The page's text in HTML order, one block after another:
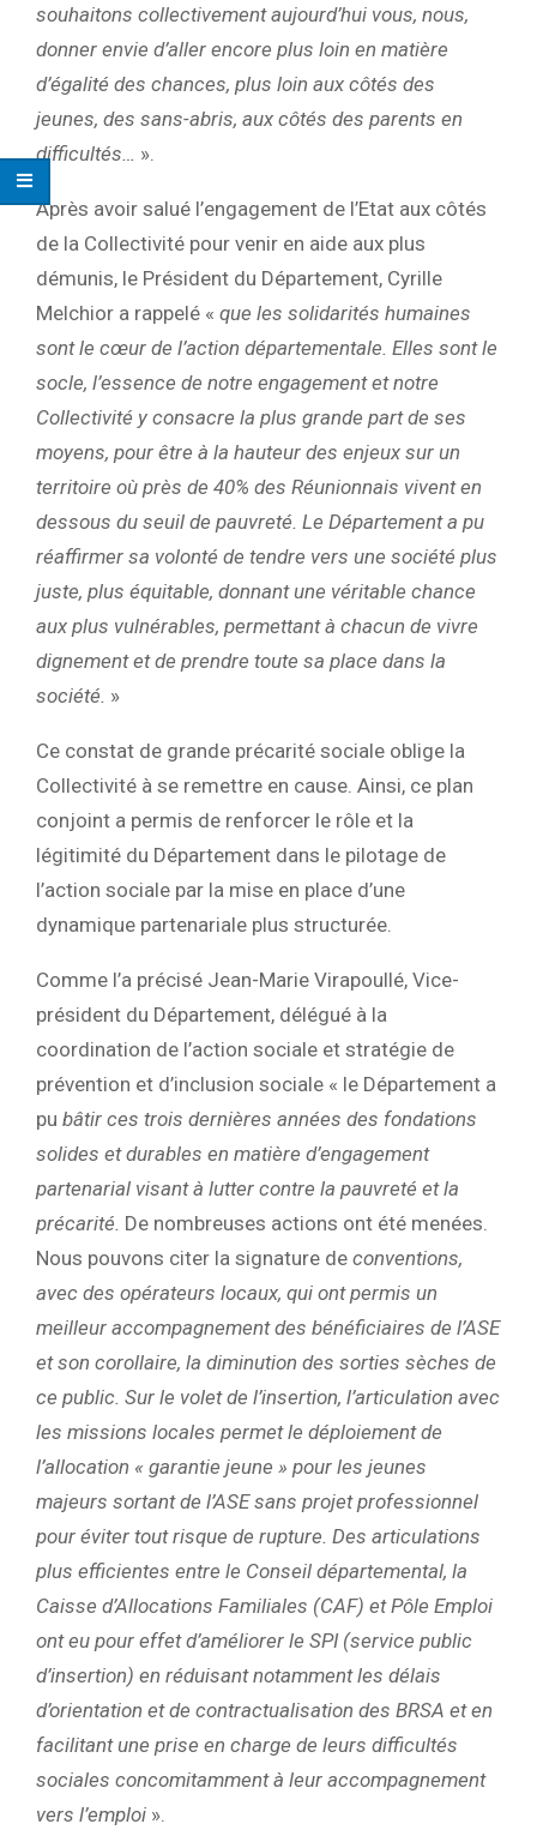
souhaitons collectivement aujourd’hui vous, nous,
donner envie d’aller encore plus loin en matière
d’égalité des chances, plus loin aux côtés des
jeunes, des sans-abris, aux côtés des parents en
difficultés…
».
Après avoir salué l’engagement de l’Etat aux côtés
de la Collectivité pour venir en aide aux plus
démunis, le Président du Département, Cyrille
Melchior a rappelé « que les solidarités humaines
sont le cœur de l’action départementale. Elles sont le
socle, l’essence de notre engagement et notre
Collectivité y consacre la plus grande part de ses
moyens, pour être à la hauteur des enjeux sur un
territoire où près de 40% des Réunionnais vivent en
dessous du seuil de pauvreté. Le Département a pu
réaffirmer sa volonté de tendre vers une société plus
juste, plus équitable, donnant une véritable chance
aux plus vulnérables, permettant à chacun de vivre
dignement et de prendre toute sa place dans la
société. »
Ce constat de grande précarité sociale oblige la
Collectivité à se remettre en cause. Ainsi, ce plan
conjoint a permis de renforcer le rôle et la
légitimité du Département dans le pilotage de
l’action sociale par la mise en place d’une
dynamique partenariale plus structurée.
Comme l’a précisé Jean-Marie Virapoullé, Vice-
président du Département, délégué à la
coordination de l’action sociale et stratégie de
prévention et d’inclusion sociale « le Département a
pu bâtir ces trois dernières années des fondations
solides et durables en matière d’engagement
partenarial visant à lutter contre la pauvreté et la
précarité. De nombreuses actions ont été menées.
Nous pouvons citer la signature de conventions,
avec des opérateurs locaux, qui ont permis un
meilleur accompagnement des bénéficiaires de l’ASE
et son corollaire, la diminution des sorties sèches de
ce public. Sur le volet de l’insertion, l’articulation avec
les missions locales permet le déploiement de
l’allocation « garantie jeune » pour les jeunes
majeurs sortant de l’ASE sans projet professionnel
pour éviter tout risque de rupture. Des articulations
plus efficientes entre le Conseil départemental, la
Caisse d’Allocations Familiales (CAF) et Pôle Emploi
ont eu pour effet d’améliorer le SPI (service public
d’insertion) en réduisant notamment les délais
d’orientation et de contractualisation des BRSA et en
facilitant une prise en charge de leurs difficultés
sociales concomitamment à leur accompagnement
vers l’emploi ».